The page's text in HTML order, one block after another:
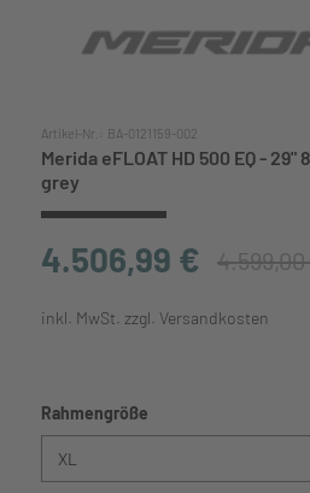
Artikel-Nr.: BA-0121159-002
Merida eFLOAT HD 500 EQ -
grey
4.506,99 €
inkl. MwSt. zzgl. Versandkosten
Rahmengröße